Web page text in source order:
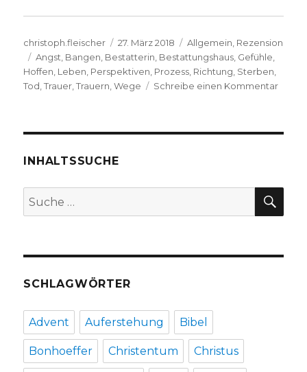
Autor
christoph.fleischer
Veröffentlicht
am
27. März 2018 Kategorien
Allgemein Rezension
Schlagwörter
Angst Bangen Bestatterin Bestattungshaus Gefühle
Hoffen Leben Perspektiven Prozess Richtung Sterben
Tod ,Trauer ,Trauern ,Wege Schreibe einen Kommentarzu
2018
INHALTSSUCHE
Suche
nach:
SCHLAGWÖRTER
Advent Auferstehung Bibel
Bonhoeffer Christentum Christus